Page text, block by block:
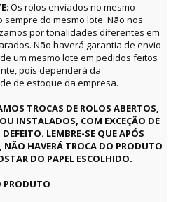
: Os rolos enviados no mesmo
sempre do mesmo lote. Não nos
por tonalidades diferentes em
Não haverá garantia de envio
um mesmo lote em pedidos feitos
pois dependerá da
de estoque da empresa.
TROCAS DE ROLOS ABERTOS,
INSTALADOS, COM EXCEÇÃO DE
LEMBRE-SE QUE APÓS
HAVERÁ TROCA DO PRODUTO
DO PAPEL ESCOLHIDO.
PRODUTO